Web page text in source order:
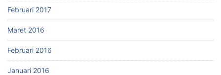
Februari 2017
Maret 2016
Februari 2016
Januari 2016